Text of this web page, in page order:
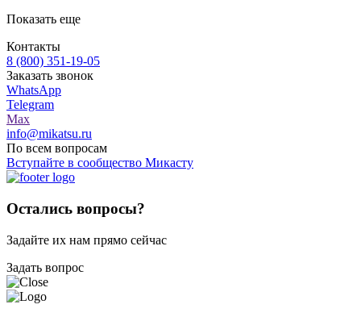
Показать еще
Контакты
8 (800) 351-19-05
Заказать звонок
WhatsApp
Telegram
Max
info@mikatsu.ru
По всем вопросам
Вступайте в сообщество Микасту
Остались вопросы?
Задайте их нам прямо сейчас
Задать вопрос